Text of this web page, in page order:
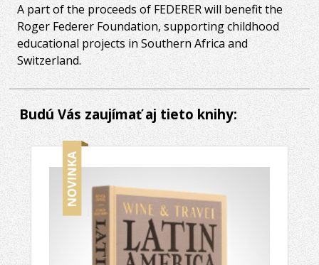
A part of the proceeds of FEDERER will benefit the
Roger Federer Foundation, supporting childhood
educational projects in Southern Africa and
Switzerland.
Budú Vás zaujímať aj tieto knihy: